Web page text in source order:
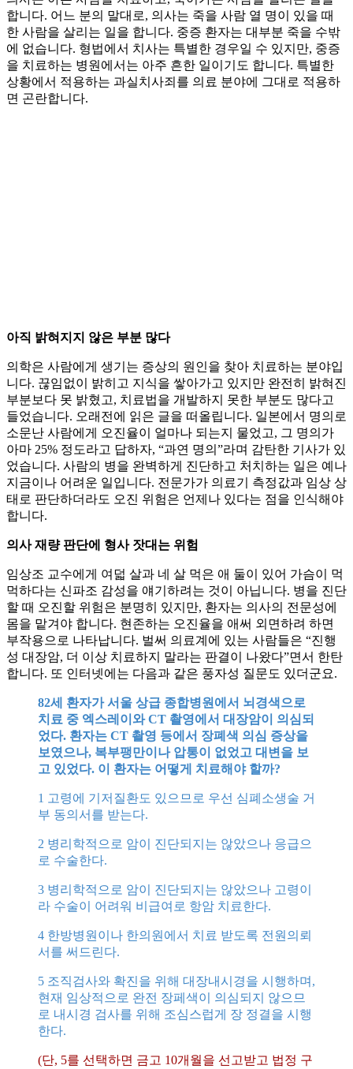
합니다. 어느 분의 말대로, 의사는 죽을 사람 열 명이 있을 때
한 사람을 살리는 일을 합니다. 중증 환자는 대부분 죽을 수밖
에 없습니다. 형법에서 치사는 특별한 경우일 수 있지만, 중증
을 치료하는 병원에서는 아주 흔한 일이기도 합니다. 특별한
상황에서 적용하는 과실치사죄를 의료 분야에 그대로 적용하
면 곤란합니다.
아직 밝혀지지 않은 부분 많다
​의학은 사람에게 생기는 증상의 원인을 찾아 치료하는 분야입
니다. 끊임없이 밝히고 지식을 쌓아가고 있지만 완전히 밝혀진
부분보다 못 밝혔고, 치료법을 개발하지 못한 부분도 많다고
들었습니다. 오래전에 읽은 글을 떠올립니다. 일본에서 명의로
소문난 사람에게 오진율이 얼마나 되는지 물었고, 그 명의가
아마 25% 정도라고 답하자, “과연 명의”라며 감탄한 기사가 있
었습니다. 사람의 병을 완벽하게 진단하고 처치하는 일은 예나
지금이나 어려운 일입니다. 전문가가 의료기 측정값과 임상 상
태로 판단하더라도 오진 위험은 언제나 있다는 점을 인식해야
합니다.
​의사 재량 판단에 형사 잣대는 위험
임상조 교수에게 여덟 살과 네 살 먹은 애 둘이 있어 가슴이 먹
먹하다는 신파조 감성을 얘기하려는 것이 아닙니다. 병을 진단
할 때 오진할 위험은 분명히 있지만, 환자는 의사의 전문성에
몸을 맡겨야 합니다. 현존하는 오진율을 애써 외면하려 하면
부작용으로 나타납니다. 벌써 의료계에 있는 사람들은 “진행
성 대장암, 더 이상 치료하지 말라는 판결이 나왔다”면서 한탄
합니다. 또 인터넷에는 다음과 같은 풍자성 질문도 있더군요.
82세 환자가 서울 상급 종합병원에서 뇌경색으로
치료 중 엑스레이와 CT 촬영에서 대장암이 의심되
었다. 환자는 CT 촬영 등에서 장폐색 의심 증상을
보였으나, 복부팽만이나 압통이 없었고 대변을 보
고 있었다. 이 환자는 어떻게 치료해야 할까?
1 고령에 기저질환도 있으므로 우선 심폐소생술 거
부 동의서를 받는다.
2 병리학적으로 암이 진단되지는 않았으나 응급으
로 수술한다.
3 병리학적으로 암이 진단되지는 않았으나 고령이
라 수술이 어려워 비급여로 항암 치료한다.
4 한방병원이나 한의원에서 치료 받도록 전원의뢰
서를 써드린다.
5 조직검사와 확진을 위해 대장내시경을 시행하며,
현재 임상적으로 완전 장페색이 의심되지 않으므
로 내시경 검사를 위해 조심스럽게 장 정결을 시행
한다.
(단, 5를 선택하면 금고 10개월을 선고받고 법정 구